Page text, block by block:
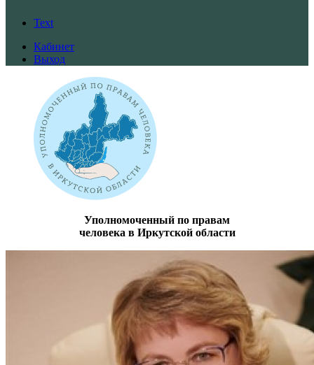
Text
Кабинет
Выход
Уполномоченный по правам
человека в Иркутской области